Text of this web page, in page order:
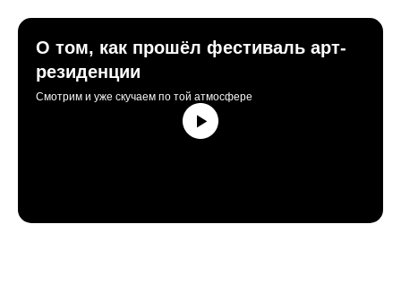
О том, как прошёл фестиваль арт-
резиденции
Смотрим и уже скучаем по той атмосфере